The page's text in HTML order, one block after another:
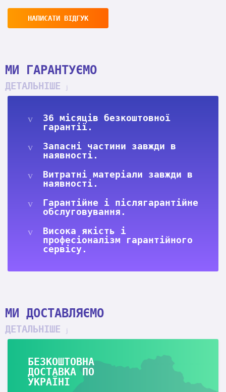
НАПИСАТИ ВІДГУК
МИ ГАРАНТУЄМО
ДЕТАЛЬНІШЕ
36 місяців безкоштовної
гарантії.
Запасні частини завжди в
наявності.
Витратні матеріали завжди в
наявності.
Гарантійне і післягарантійне
обслуговування.
Висока якість і
професіоналізм гарантійного
сервісу.
МИ ДОСТАВЛЯЄМО
ДЕТАЛЬНІШЕ
БЕЗКОШТОВНА
ДОСТАВКА ПО
УКРАЇНІ